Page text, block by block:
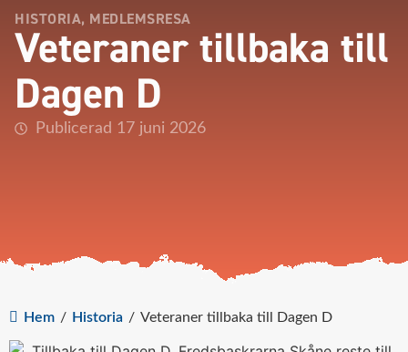
HISTORIA, MEDLEMSRESA
Veteraner tillbaka till
Dagen D
Publicerad 17 juni 2026
Hem / Historia / Veteraner tillbaka till Dagen D